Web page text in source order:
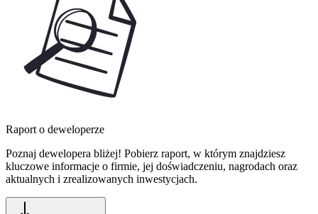
Raport o deweloperze
Poznaj dewelopera bliżej! Pobierz raport, w którym znajdziesz
kluczowe informacje o firmie, jej doświadczeniu, nagrodach oraz
aktualnych i zrealizowanych inwestycjach.